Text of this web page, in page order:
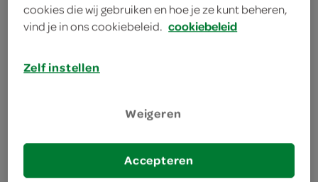
gemakkelijk en snel
vol fruit
omschrijving
cookies die wij gebruiken en hoe je ze kunt beheren,
vind je in ons cookiebeleid. cookiebeleid
Zelf instellen
Weigeren
Accepteren